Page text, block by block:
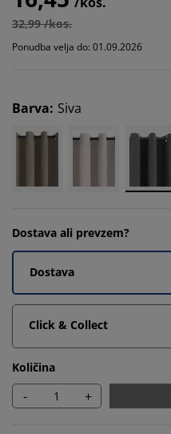
32,99 /kos.
Ponudba velja do: 01.09.2026
Barva: Siva
Dostava ali prevzem?
Dostava
Click & Collect
Količina
- +